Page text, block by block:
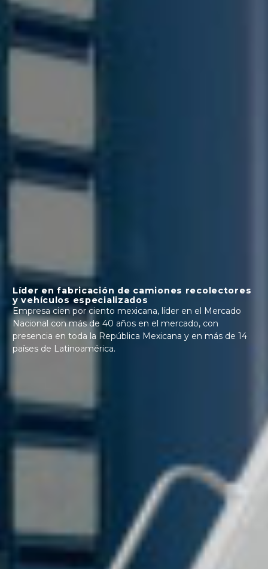
Líder en fabricación de camiones recolectores
y vehículos especializados
Empresa cien por ciento mexicana, líder en el Mercado
Nacional con más de 40 años en el mercado, con
presencia en toda la República Mexicana y en más de 14
países de Latinoamérica.